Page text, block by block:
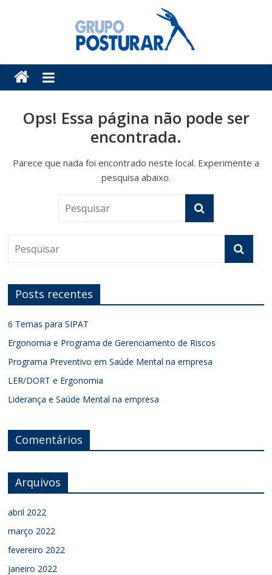
Posturar
Blog
GrupoOps! Essa página não pode ser
encontrada.
Parece que nada foi encontrado neste local. Experimente a
pesquisa abaixo.
Posts recentes
6 Temas para SIPAT
Ergonomia e Programa de Gerenciamento de Riscos
Programa Preventivo em Saúde Mental na empresa
LER/DORT e Ergonomia
Liderança e Saúde Mental na empresa
Comentários
Arquivos
abril 2022
março 2022
fevereiro 2022
janeiro 2022